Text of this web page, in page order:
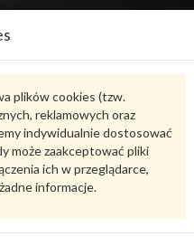
plików cookies (tzw.
reklamowych oraz
indywidualnie dostosować
może zaakceptować pliki
ich w przeglądarce,
informacje.
chr